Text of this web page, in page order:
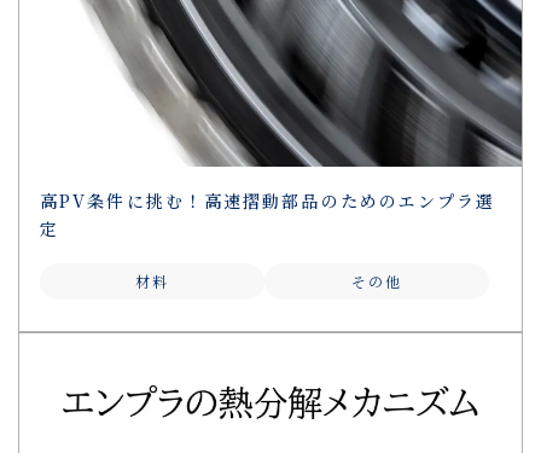
高PV条件に挑む！高速摺動部品のためのエンプラ選
定
材料 その他